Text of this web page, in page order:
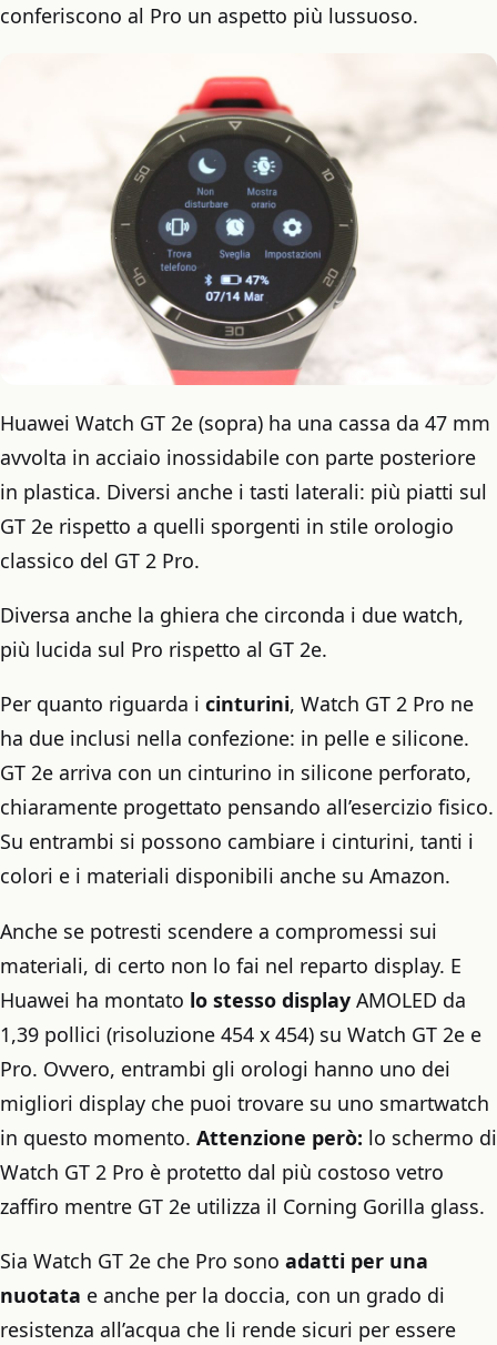
conferiscono al Pro un aspetto più lussuoso.
Huawei Watch GT 2e (sopra) ha una cassa da 47 mm
avvolta in acciaio inossidabile con parte posteriore
in plastica. Diversi anche i tasti laterali: più piatti sul
GT 2e rispetto a quelli sporgenti in stile orologio
classico del GT 2 Pro.
Diversa anche la ghiera che circonda i due watch,
più lucida sul Pro rispetto al GT 2e.
Per quanto riguarda i cinturini, Watch GT 2 Pro ne
ha due inclusi nella confezione: in pelle e silicone.
GT 2e arriva con un cinturino in silicone perforato,
chiaramente progettato pensando all’esercizio fisico.
Su entrambi si possono cambiare i cinturini, tanti i
colori e i materiali disponibili anche su Amazon.
Anche se potresti scendere a compromessi sui
materiali, di certo non lo fai nel reparto display. E
Huawei ha montato lo stesso display AMOLED da
1,39 pollici (risoluzione 454 x 454) su Watch GT 2e e
Pro. Ovvero, entrambi gli orologi hanno uno dei
migliori display che puoi trovare su uno smartwatch
in questo momento. Attenzione però: lo schermo di
Watch GT 2 Pro è protetto dal più costoso vetro
zaffiro mentre GT 2e utilizza il Corning Gorilla glass.
Sia Watch GT 2e che Pro sono adatti per una
nuotata e anche per la doccia, con un grado di
resistenza all’acqua che li rende sicuri per essere